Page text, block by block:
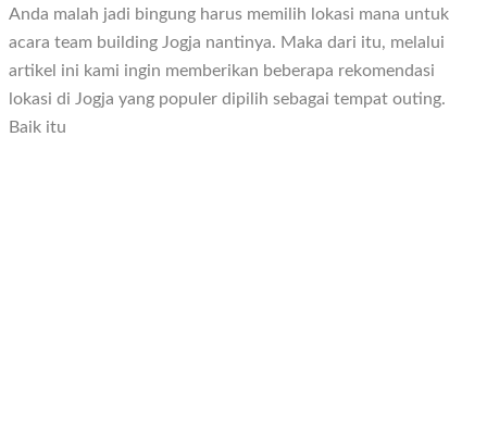
Anda malah jadi bingung harus memilih lokasi mana untuk
acara team building Jogja nantinya. Maka dari itu, melalui
artikel ini kami ingin memberikan beberapa rekomendasi
lokasi di Jogja yang populer dipilih sebagai tempat outing.
Baik itu